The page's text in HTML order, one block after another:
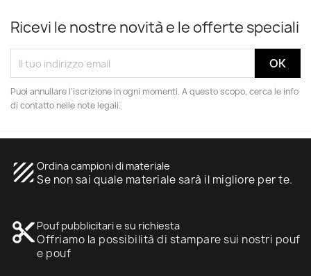
Ricevi le nostre novità e le offerte speciali
Puoi annullare l'iscrizione in ogni momenti. A questo scopo, cerca le info
di contatto nelle note legali.
texture Ordina campioni di materiale
Se non sai quale materiale sarà il migliore per te.
content_cut Pouf pubblicitari e su richiesta
Offriamo la possibilità di stampare sui nostri pouf
e pouf